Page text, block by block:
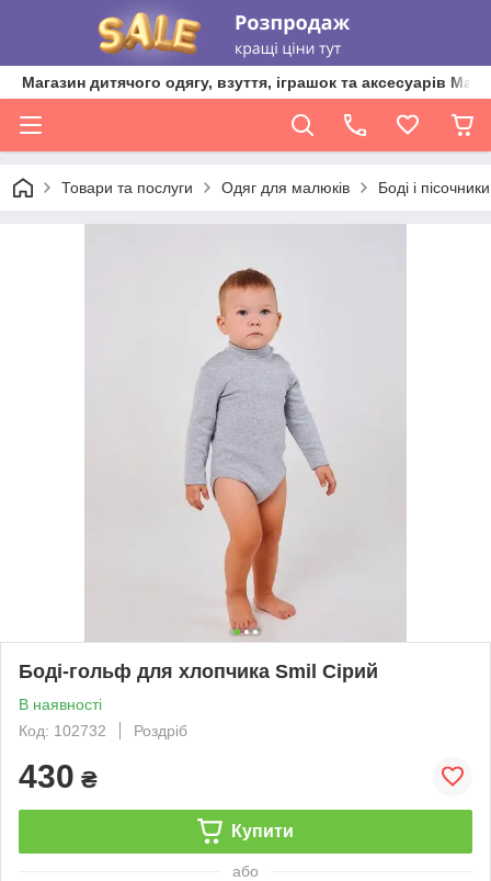
Магазин дитячого одягу, взуття, іграшок та аксесуарів
Товари та послуги Одяг для малюків Боді і
Боді-гольф для хлопчика Smil Сірий
В наявності
Код: 102732
Роздріб
430 ₴
Купити
або